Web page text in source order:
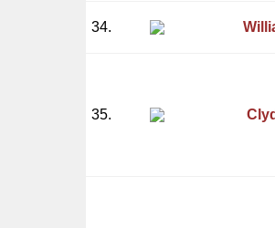
34.
35.